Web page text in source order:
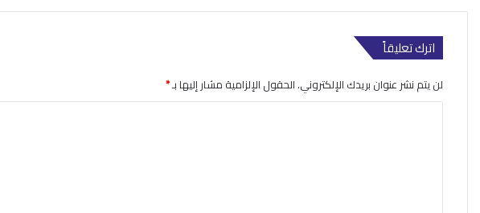
اترك تعليقاً
لن يتم نشر عنوان بريدك الإلكتروني.الحقول الإلزامية مشار إليها بـ*